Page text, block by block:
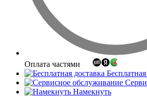
Оплата частями
Намекнуть